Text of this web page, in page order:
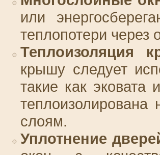
или
теплопотери
Теплоизоляция
крышу следует
такие как
слоям.
Уплотнение